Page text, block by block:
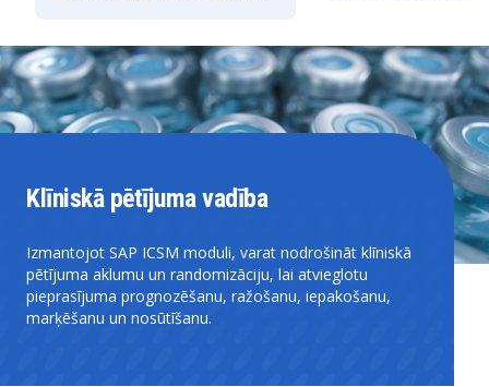
Klīniskā pētījuma vadība
Izmantojot SAP ICSM moduli, varat nodrošināt klīniskā
pētījuma aklumu un randomizāciju, lai atvieglotu
pieprasījuma prognozēšanu, ražošanu, iepakošanu,
marķēšanu un nosūtīšanu.